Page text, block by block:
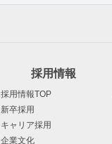
採用情報
採用情報TOP
新卒採用
キャリア採用
企業文化